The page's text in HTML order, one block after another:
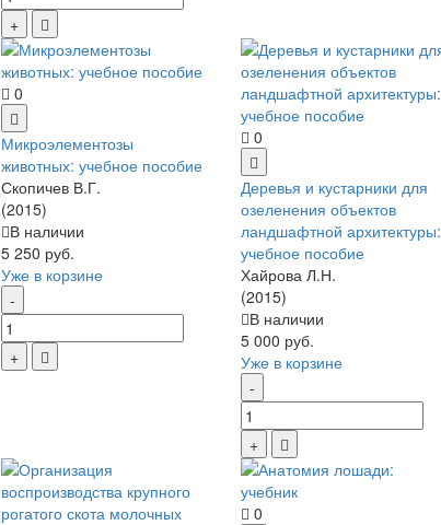
0
Микроэлементозы
животных: учебное пособие
Скопичев В.Г.
(2015)
В наличии
5 250 руб.
Уже в корзине
0
Деревья и кустарники для
озеленения объектов
ландшафтной архитектуры:
учебное пособие
Хайрова Л.Н.
(2015)
В наличии
5 000 руб.
Уже в корзине
0